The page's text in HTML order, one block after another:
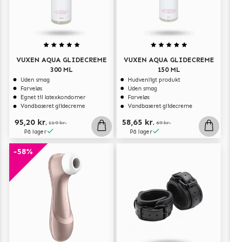
VUXEN AQUA GLIDECREME
300 ML
Uden smag
Farveløs
Egnet til latexkondomer
Vandbaseret glidecreme
95,20 kr. 119 kr.
På lager
VUXEN AQUA GLIDECREME
150 ML
Hudvenligt produkt
Uden smag
Farveløs
Vandbaseret glidecreme
58,65 kr. 69 kr.
På lager
-58%